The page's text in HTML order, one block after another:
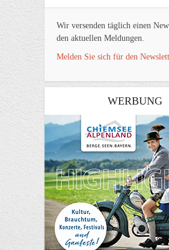
Wir versenden täglich einen
den aktuellen Meldungen.
Melden Sie sich für den
WERBUNG